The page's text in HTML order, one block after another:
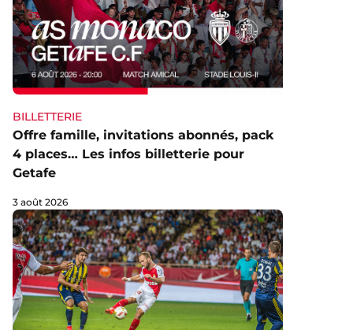
BILLETTERIE
Offre famille, invitations abonnés, pack
4 places… Les infos billetterie pour
Getafe
3 août 2026